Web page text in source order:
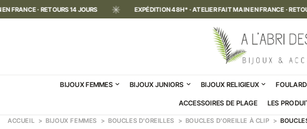
RETOURS 14 JOURS EXPÉDITION 48H* · ATELIER FAIT MAIN EN FRANCE · RETOURS 14
BIJOUX FEMMES BIJOUX JUNIORS BIJOUX RELIGIEUX
ACCESSOIRES DE PLAGE LES
ACCUEIL BIJOUX FEMMES BOUCLES D'OREILLES BOUCLES D'OREILLE À CLIP